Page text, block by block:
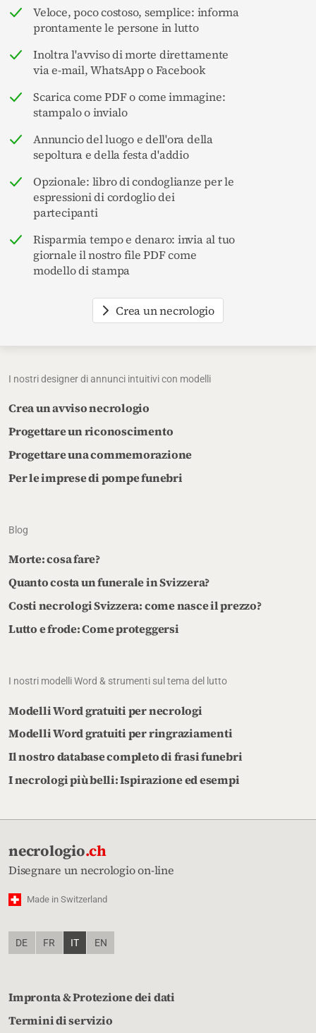
Veloce, poco costoso, semplice: informa
prontamente le persone in lutto
Inoltra l'avviso di morte direttamente
via e-mail, WhatsApp o Facebook
Scarica come PDF o come immagine:
stampalo o invialo
Annuncio del luogo e dell'ora della
sepoltura e della festa d'addio
Opzionale: libro di condoglianze per le
espressioni di cordoglio dei
partecipanti
Risparmia tempo e denaro: invia al tuo
giornale il nostro file PDF come
modello di stampa
Crea un necrologio
I nostri designer di annunci intuitivi con modelli
Crea un avviso necrologio
Progettare un riconoscimento
Progettare una commemorazione
Per le imprese di pompe funebri
Blog
Morte: cosa fare?
Quanto costa un funerale in Svizzera?
Costi necrologi Svizzera: come nasce il prezzo?
Lutto e frode: Come proteggersi
I nostri modelli Word & strumenti sul tema del lutto
Modelli Word gratuiti per necrologi
Modelli Word gratuiti per ringraziamenti
Il nostro database completo di frasi funebri
I necrologi più belli: Ispirazione ed esempi
necrologio.ch
Disegnare un necrologio on-line
Made in Switzerland
DE FR IT EN
Impronta & Protezione dei dati
Termini di servizio